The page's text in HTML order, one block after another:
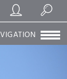
Registrierung/Login
Suchen